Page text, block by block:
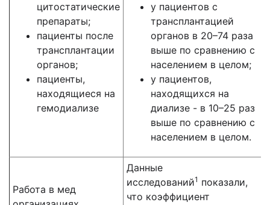
цитостатические
препараты;
пациенты после
трансплантации
органов;
пациенты,
находящиеся на
гемодиализе
у пациентов с
трансплантацией
органов в 20–74 раза
выше по сравнению с
населением в целом;
у пациентов,
находящихся на
диализе - в 10–25 раз
выше по сравнению с
населением в целом.
Работа в мед
Данные
исследований1 показали,
что коэффициент